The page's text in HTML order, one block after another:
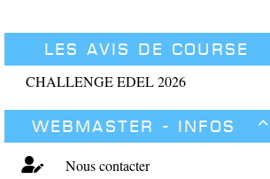
Les avis de course
CHALLENGE EDEL 2026

Webmaster - Infos
Nous contacter